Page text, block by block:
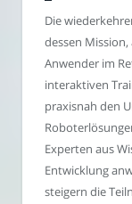
Die
dessen
Anwender im
interaktiven
praxisnah den
Experten aus
Entwicklung
steigern die